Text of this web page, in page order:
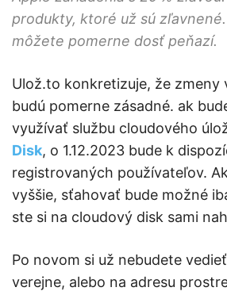
produkty, ktoré už sú
môžete pomerne dosť peňazí.
Ulož.to konkretizuje, že zmeny
budú pomerne zásadné. ak
využívať službu cloudového
Disk, o 1.12.2023 bude k
registrovaných používateľov.
vyššie, sťahovať bude možné
ste si na cloudový disk sami
Po novom si už nebudete
verejne, alebo na adresu